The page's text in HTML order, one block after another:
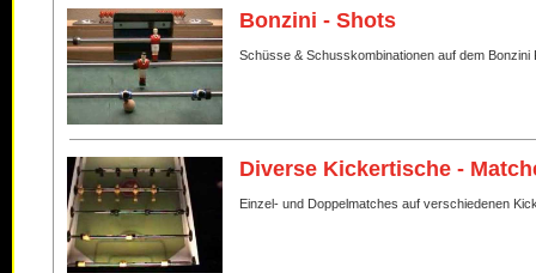
Bonzini - Shots
Schüsse & Schusskombinationen auf dem Bonzini
Diverse Kickertische -
Einzel- und Doppelmatches auf verschiedenen